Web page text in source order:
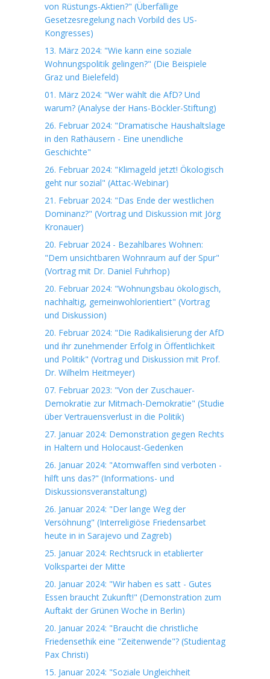
von Rüstungs-Aktien?" (Überfällige
Gesetzesregelung nach Vorbild des US-
Kongresses)
13. März 2024: "Wie kann eine soziale
Wohnungspolitik gelingen?" (Die Beispiele
Graz und Bielefeld)
01. März 2024: "Wer wählt die AfD? Und
warum? (Analyse der Hans-Böckler-Stiftung)
26. Februar 2024: "Dramatische Haushaltslage
in den Rathäusern - Eine unendliche
Geschichte"
26. Februar 2024: "Klimageld jetzt! Ökologisch
geht nur sozial" (Attac-Webinar)
21. Februar 2024: "Das Ende der westlichen
Dominanz?" (Vortrag und Diskussion mit Jörg
Kronauer)
20. Februar 2024 - Bezahlbares Wohnen:
"Dem unsichtbaren Wohnraum auf der Spur"
(Vortrag mit Dr. Daniel Fuhrhop)
20. Februar 2024: "Wohnungsbau ökologisch,
nachhaltig, gemeinwohlorientiert" (Vortrag
und Diskussion)
20. Februar 2024: "Die Radikalisierung der AfD
und ihr zunehmender Erfolg in Öffentlichkeit
und Politik" (Vortrag und Diskussion mit Prof.
Dr. Wilhelm Heitmeyer)
07. Februar 2023: "Von der Zuschauer-
Demokratie zur Mitmach-Demokratie" (Studie
über Vertrauensverlust in die Politik)
27. Januar 2024: Demonstration gegen Rechts
in Haltern und Holocaust-Gedenken
26. Januar 2024: "Atomwaffen sind verboten -
hilft uns das?" (Informations- und
Diskussionsveranstaltung)
26. Januar 2024: "Der lange Weg der
Versöhnung" (Interreligiöse Friedensarbet
heute in in Sarajevo und Zagreb)
25. Januar 2024: Rechtsruck in etablierter
Volkspartei der Mitte
20. Januar 2024: "Wir haben es satt - Gutes
Essen braucht Zukunft!" (Demonstration zum
Auftakt der Grünen Woche in Berlin)
20. Januar 2024: "Braucht die christliche
Friedensethik eine "Zeitenwende"? (Studientag
Pax Christi)
15. Januar 2024: "Soziale Ungleichheit